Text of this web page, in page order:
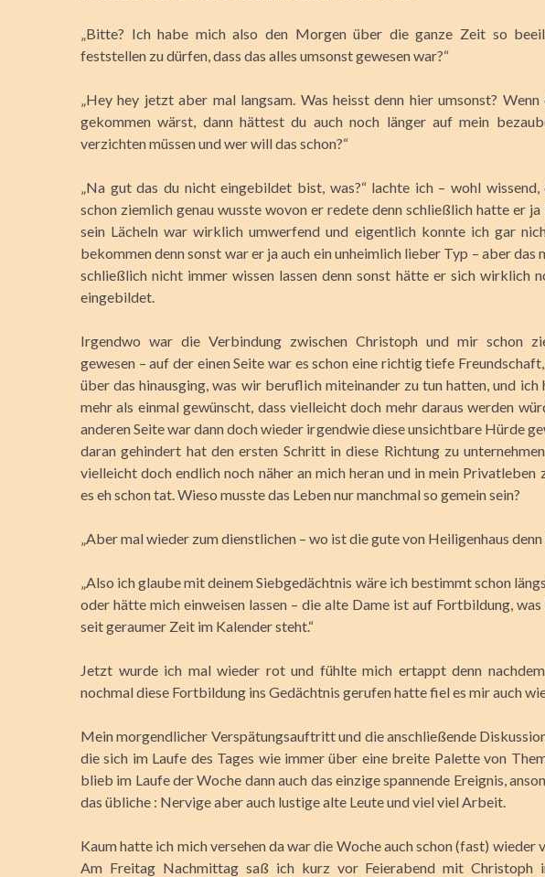
„Bitte? Ich habe mich also den Morgen über die ganze Zeit so
feststellen zu dürfen, dass das alles umsonst gewesen war?“
„Hey hey jetzt aber mal langsam. Was heisst denn hier umsonst?
gekommen wärst, dann hättest du auch noch länger auf mein
verzichten müssen und wer will das schon?“
„Na gut das du nicht eingebildet bist, was?“ lachte ich – wohl wissend,
schon ziemlich genau wusste wovon er redete denn schließlich hatte er ja
sein Lächeln war wirklich umwerfend und eigentlich konnte ich gar
bekommen denn sonst war er ja auch ein unheimlich lieber Typ – aber das
schließlich nicht immer wissen lassen denn sonst hätte er sich wirklich
eingebildet.
Irgendwo war die Verbindung zwischen Christoph und mir schon
gewesen – auf der einen Seite war es schon eine richtig tiefe
über das hinausging, was wir beruflich miteinander zu tun hatten, und ich
mehr als einmal gewünscht, dass vielleicht doch mehr daraus werden
anderen Seite war dann doch wieder irgendwie diese unsichtbare Hürde
daran gehindert hat den ersten Schritt in diese Richtung zu
vielleicht doch endlich noch näher an mich heran und in mein Privatleben
es eh schon tat. Wieso musste das Leben nur manchmal so gemein sein?
„Aber mal wieder zum dienstlichen – wo ist die gute von Heiligenhaus denn
„Also ich glaube mit deinem Siebgedächtnis wäre ich bestimmt schon
oder hätte mich einweisen lassen – die alte Dame ist auf Fortbildung,
seit geraumer Zeit im Kalender steht.“
Jetzt wurde ich mal wieder rot und fühlte mich ertappt denn
nochmal diese Fortbildung ins Gedächtnis gerufen hatte fiel es mir auch
Mein morgendlicher Verspätungsauftritt und die anschließende
die sich im Laufe des Tages wie immer über eine breite Palette von
blieb im Laufe der Woche dann auch das einzige spannende Ereignis,
das übliche : Nervige aber auch lustige alte Leute und viel viel Arbeit.
Kaum hatte ich mich versehen da war die Woche auch schon (fast) wieder
Am Freitag Nachmittag saß ich kurz vor Feierabend mit Christoph